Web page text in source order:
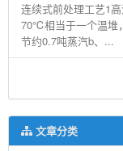
连续式前处理工艺1
70℃相当于一个温堆
节约0.7吨蒸汽b、...
文章分类